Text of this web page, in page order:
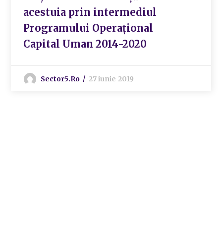
acestuia prin intermediul
Programului Operațional
Capital Uman 2014-2020
Sector5.ro 27 iunie 2019